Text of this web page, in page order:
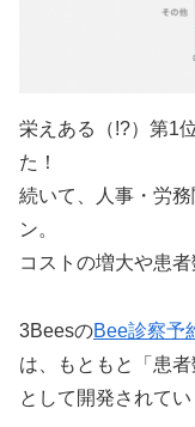
栄えある（!?）第1
た！
続いて、人事・労
ン。
コストの増大や患
3BeesのBee診察予
は、もともと「患
として開発されてい